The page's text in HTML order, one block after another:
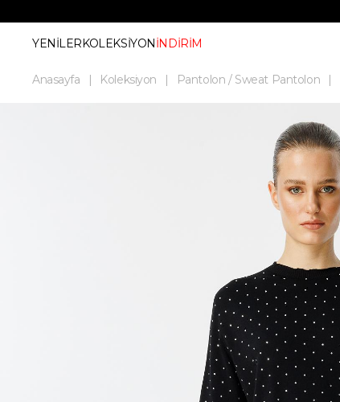
YENİLERKOLEKSİYONİNDİRİM
Anasayfa Koleksiyon Pantolon / Sweat Pantolon